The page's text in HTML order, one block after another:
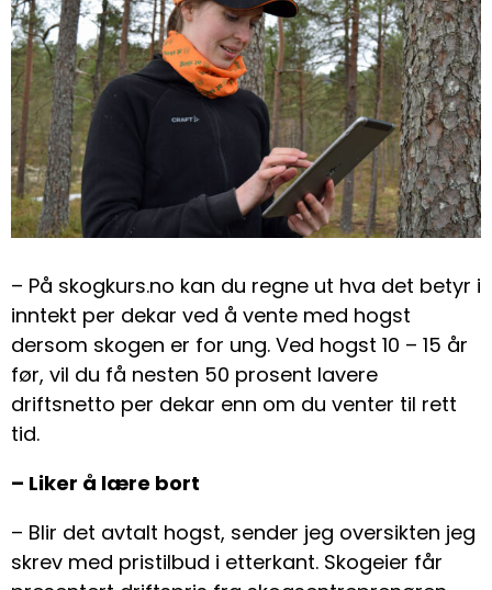
– På skogkurs.no kan du regne ut hva det betyr i
inntekt per dekar ved å vente med hogst
dersom skogen er for ung. Ved hogst 10 – 15 år
før, vil du få nesten 50 prosent lavere
driftsnetto per dekar enn om du venter til rett
tid.
– Liker å lære bort
– Blir det avtalt hogst, sender jeg oversikten jeg
skrev med pristilbud i etterkant. Skogeier får